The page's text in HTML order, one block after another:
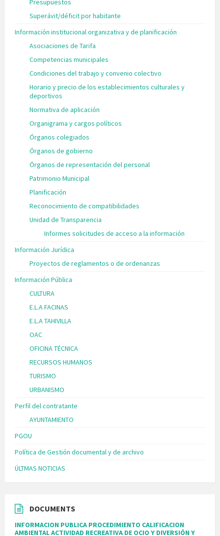
Presupuestos
Superávit/déficit por habitante
Información institucional organizativa y de planificación
Asociaciones de Tarifa
Competencias municipales
Condiciones del trabajo y convenio colectivo
Horario y precio de los establecimientos culturales y
deportivos
Normativa de aplicación
Organigrama y cargos políticos
Órganos colegiados
Órganos de gobierno
Órganos de representación del personal
Patrimonio Municipal
Planificación
Reconocimiento de compatibilidades
Unidad de Transparencia
Informes solicitudes de acceso a la información
Información Jurídica
Proyectos de reglamentos o de ordenanzas
Información Pública
CULTURA
E.L.A FACINAS
E.L.A TAHIVILLA
OAC
OFICINA TÉCNICA
RECURSOS HUMANOS
TURISMO
URBANISMO
Perfil del contratante
AYUNTAMIENTO
PGOU
Política de Gestión documental y de archivo
ÚLTMAS NOTICIAS
DOCUMENTS
INFORMACION PUBLICA PROCEDIMIENTO CALIFICACION
AMBIENTAL ACTIVIDAD RECREATIVA DE OCIO Y DIVERSIÓN Y